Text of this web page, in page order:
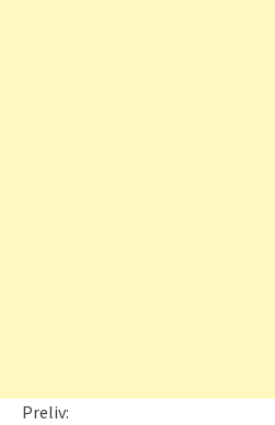
Preliv: